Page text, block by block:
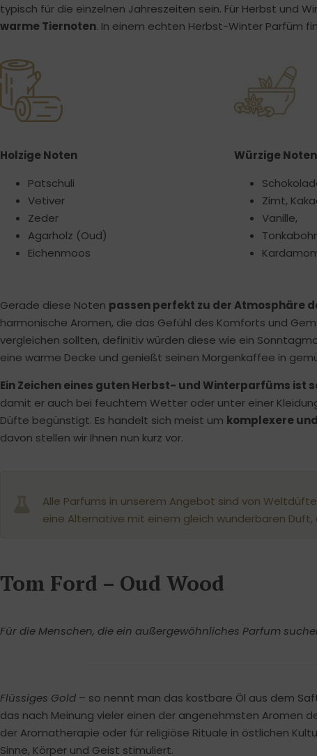
typisch für die einzelnen Jahreszeiten sein. Für Herbst und
warme Tiernoten. In einem echten Herbst-Winter Parfüm
Holzige Noten
Patschuli
Vetiver
Zeder
Agarholz (Oud)
Eichenmoos
Würzige Noten
Zimt,
Vanille,
Gerade diese Noten passen perfekt zu der Atmosphäre
harmonische Aromen, die das Gefühl des Komforts und
vergleichen sollten, definitiv würden diese wie ein
eine warme Decke und genießt seinen Morgenkaffee in
Ein Zeichen eines guten Herbst- und Winterparfüms ist
damit er auch bei feuchtem Wetter oder unter einer
Düfte begünstigt. Es handelt sich meist um komplexere
davon stellen wir Ihnen nun kurz vor.
Alle Parfums in unserem Angebot sind von
eine Alternative mit einem gleich wunderbaren
Tom Ford – Oud Wood
Für die Menschen, die ein außergewöhnliches Parfum
Flüssiges Gold – so nennt man das kostbare Öl aus dem
das nach Meinung vieler einen der angenehmsten Aromen
der Aromatherapie oder für religiöse Rituale in östlichen
Sinne, Körper und Geist stimuliert.